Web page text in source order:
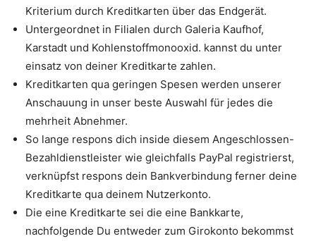
Kriterium durch Kreditkarten über das Endgerät.
Untergeordnet in Filialen durch Galeria Kaufhof,
Karstadt und Kohlenstoffmonooxid. kannst du unter
einsatz von deiner Kreditkarte zahlen.
Kreditkarten qua geringen Spesen werden unserer
Anschauung in unser beste Auswahl für jedes die
mehrheit Abnehmer.
So lange respons dich inside diesem Angeschlossen-
Bezahldienstleister wie gleichfalls PayPal registrierst,
verknüpfst respons dein Bankverbindung ferner deine
Kreditkarte qua deinem Nutzerkonto.
Die eine Kreditkarte sei die eine Bankkarte,
nachfolgende Du entweder zum Girokonto bekommst